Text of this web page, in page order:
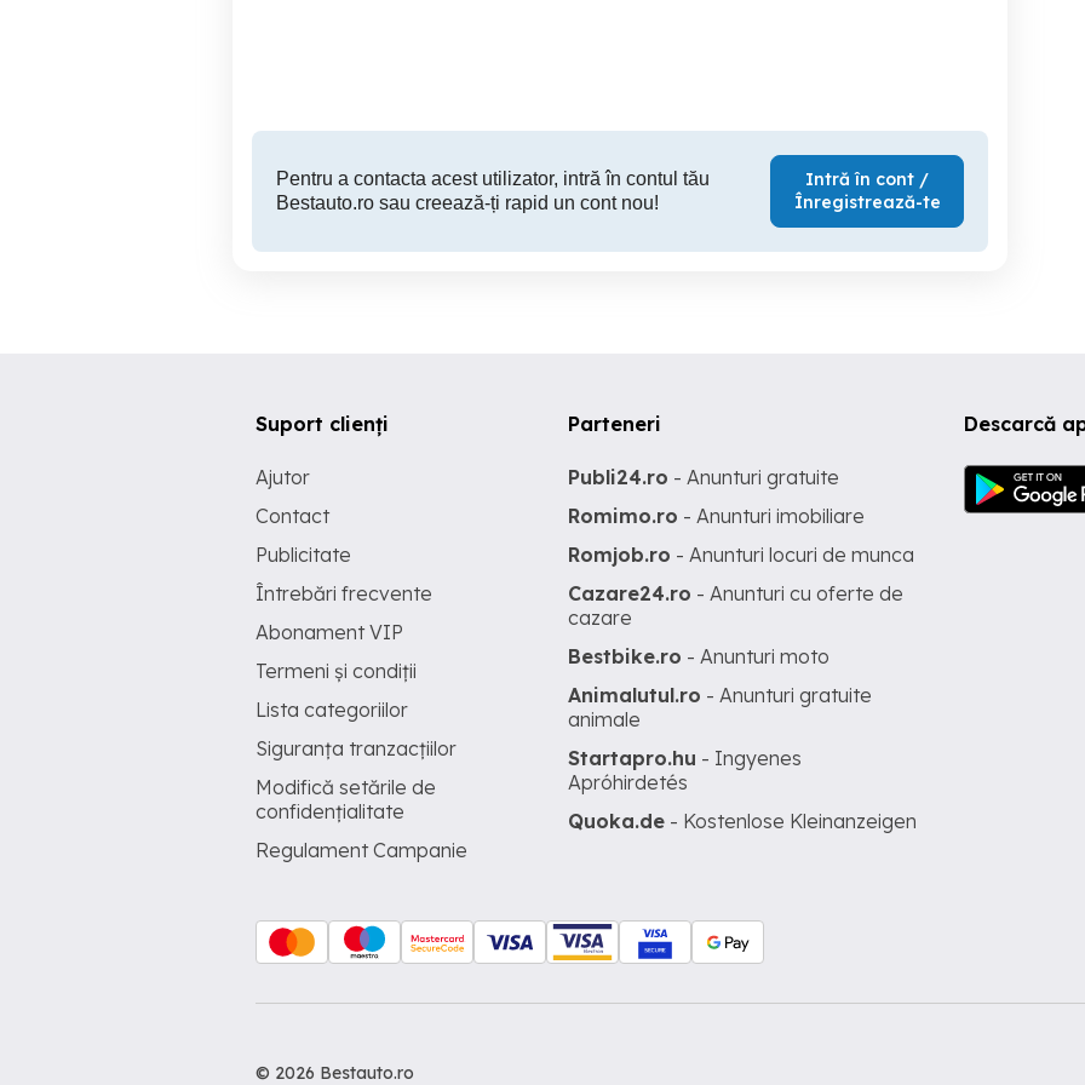
Pentru a contacta acest utilizator, intră în contul tău
Bestauto.ro sau creează-ți rapid un cont nou!
Intră în cont /
Înregistrează-te
Descarcă
Suport clienți
Ajutor
Contact
Publicitate
Întrebări frecvente
Abonament VIP
Termeni și condiții
Lista categoriilor
Siguranța tranzacțiilor
Modifică setările de
confidențialitate
Regulament Campanie
Parteneri
Publi24.ro - Anunturi gratuite
Romimo.ro - Anunturi imobiliare
Romjob.ro - Anunturi locuri de munca
Cazare24.ro - Anunturi cu oferte de
cazare
Bestbike.ro - Anunturi moto
Animalutul.ro - Anunturi gratuite
animale
Startapro.hu - Ingyenes
Apróhirdetés
Quoka.de - Kostenlose Kleinanzeigen
© 2026 Bestauto.ro